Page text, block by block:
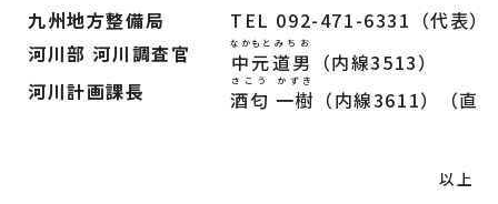
九州地方整備局 TEL 092-471-6331（代表）
河川部 河川調査官
中元
なかもと
道男
みちお
（内線3513）
河川計画課長
酒匂
さこう
一樹
かずき
（内線3611）（直通
以上